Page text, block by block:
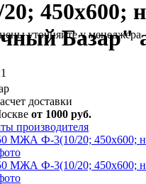
450х600;
Базар"
уточняйте у менеджера
доставки
от 1000 руб.
производителя